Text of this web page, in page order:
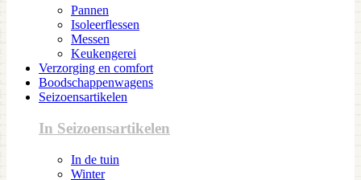
Pannen
Isoleerflessen
Messen
Keukengerei
Verzorging en comfort
Boodschappenwagens
Seizoensartikelen
In Seizoensartikelen
In de tuin
Winter